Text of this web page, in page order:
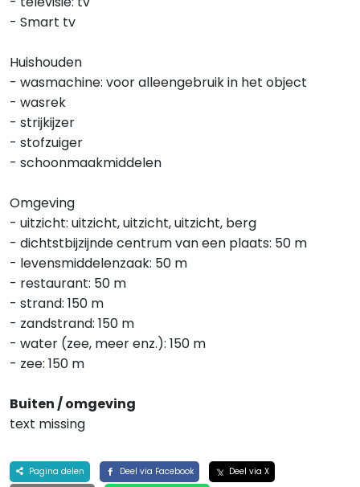
- Smart tv
Huishouden
- wasmachine: voor alleengebruik in het object
- wasrek
- strijkijzer
- stofzuiger
- schoonmaakmiddelen
Omgeving
- uitzicht: uitzicht, uitzicht, uitzicht, berg
- dichtstbijzijnde centrum van een plaats: 50 m
- levensmiddelenzaak: 50 m
- restaurant: 50 m
- strand: 150 m
- zandstrand: 150 m
- water (zee, meer enz.): 150 m
- zee: 150 m
Buiten / omgeving
text missing
Pagina delen Deel via Facebook
Deel via X